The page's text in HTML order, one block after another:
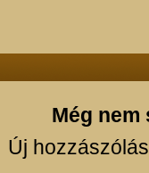
Még
Új